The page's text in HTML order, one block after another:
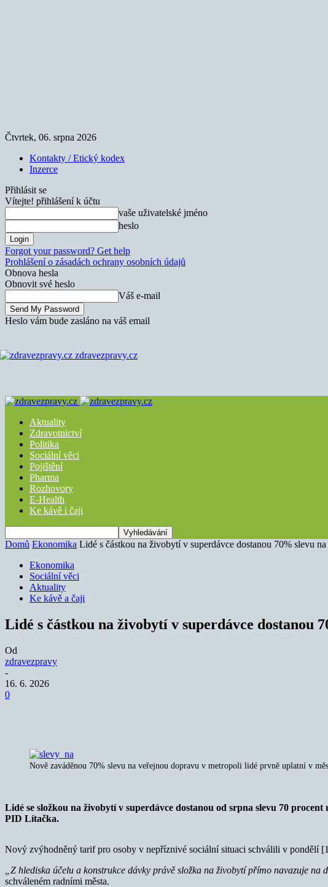
Čtvrtek, 06. srpna 2026
Kontakty / Etický kodex
Inzerce
Přihlásit se
Vítejte! přihlášení k účtu
vaše uživatelské jméno
heslo
Forgot your password? Get help
Prohlášení o zásadách ochrany osobních údajů
Obnova hesla
Obnovit své heslo
Váš e-mail
Heslo vám bude zasláno na váš email
zdravezpravy.cz
Aktuality
Zdravotnictví
Politika
Sociální věci
Pojištění
Pharma
Rozhovory
E-Health
Ke kávě i čaji
Domů Ekonomika Lidé s částkou na živobytí v superdávce dostanou 70% slevu
Ekonomika
Sociální věci
Aktuality
Ke kávě a čaji
Lidé s částkou na živobytí v superdávce dostanou
Od
zdravezpravy
-
16. 6. 2026
0
Nově zaváděnou 70% slevu na veřejnou dopravu v metropoli lidé prvně uplatní v
Lidé se složkou na živobytí v superdávce dostanou od srpna slevu 70
PID Lítačka.
Nový zvýhodněný tarif pro osoby v nepříznivé sociální situaci schválili v pondělí
„Z hlediska účelu a konstrukce dávky právě složka na živobytí přímo navazuje
schváleném radními města.